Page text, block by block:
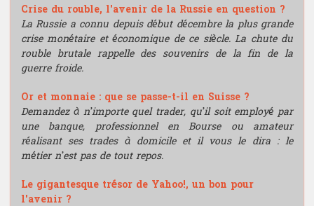
Crise du rouble, l'avenir de la Russie en question ?
La Russie a connu depuis début décembre la plus grande
crise monétaire et économique de ce siècle. La chute du
rouble brutale rappelle des souvenirs de la fin de la
guerre froide.
Or et monnaie : que se passe-t-il en Suisse ?
Demandez à n’importe quel trader, qu’il soit employé par
une banque, professionnel en Bourse ou amateur
réalisant ses trades à domicile et il vous le dira : le
métier n’est pas de tout repos.
Le gigantesque trésor de Yahoo!, un bon pour
l'avenir ?